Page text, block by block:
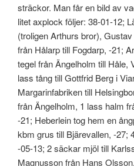
sträckor. Man får en bild av
litet axplock följer: 38-01-12;
(troligen Arthurs bror),
från Hålarp till Fogdarp, -21;
tegel från Ängelholm till Håle,
lass tång till Gottfrid Berg i
Margarinfabriken till
från Ängelholm, 1 lass halm
-21; Heberlein tog hem en
kbm grus till Bjärevallen, -27;
-05-13; 2 säckar mjöl till
Magnusson från Hans